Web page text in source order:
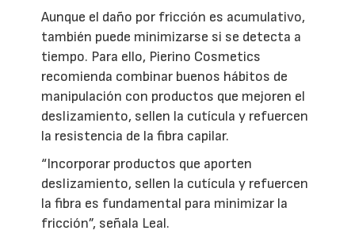
Aunque el daño por fricción es acumulativo,
también puede minimizarse si se detecta a
tiempo. Para ello, Pierino Cosmetics
recomienda combinar buenos hábitos de
manipulación con productos que mejoren el
deslizamiento, sellen la cutícula y refuercen
la resistencia de la fibra capilar.
“Incorporar productos que aporten
deslizamiento, sellen la cutícula y refuercen
la fibra es fundamental para minimizar la
fricción”, señala Leal.